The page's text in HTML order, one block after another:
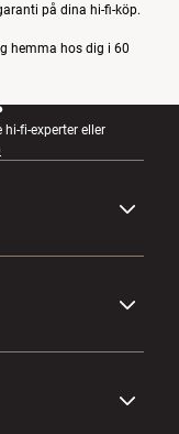
på dina hi-fi-köp.
hemma hos dig i 60
fi-experter eller